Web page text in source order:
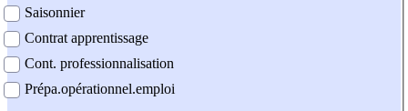
Saisonnier
Contrat apprentissage
Cont. professionnalisation
Prépa.opérationnel.emploi